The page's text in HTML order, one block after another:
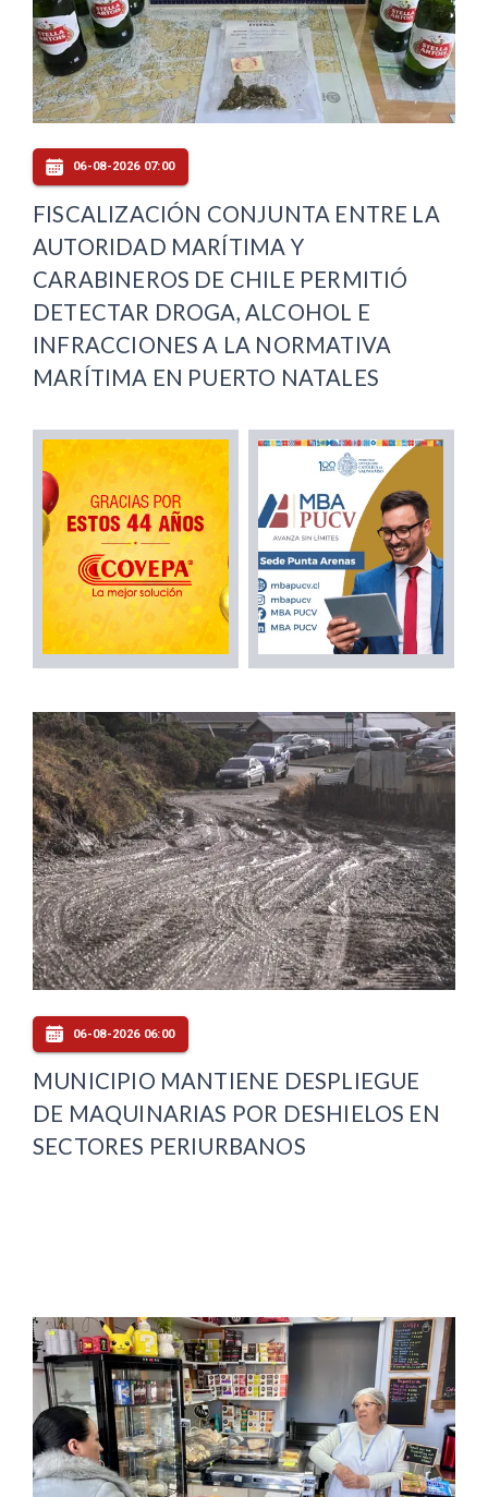
06-08-2026 07:00
FISCALIZACIÓN CONJUNTA ENTRE LA
AUTORIDAD MARÍTIMA Y
CARABINEROS DE CHILE PERMITIÓ
DETECTAR DROGA, ALCOHOL E
INFRACCIONES A LA NORMATIVA
MARÍTIMA EN PUERTO NATALES
06-08-2026 06:00
MUNICIPIO MANTIENE DESPLIEGUE
DE MAQUINARIAS POR DESHIELOS EN
SECTORES PERIURBANOS